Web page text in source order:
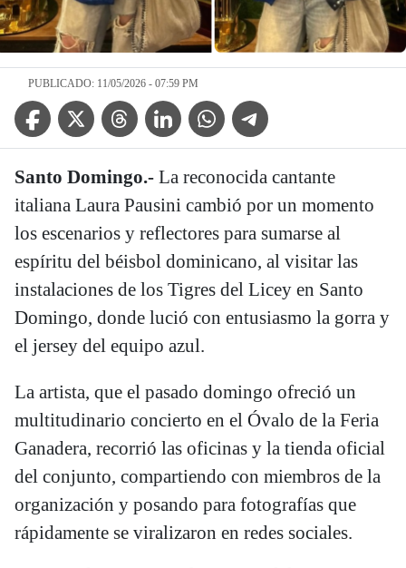
PUBLICADO: 11/05/2026 - 07:59 PM
Facebook IconTwitter IconThreads IconLinkedin IconWhatsApp IconTelegram Icon
Santo Domingo.- La reconocida cantante
italiana Laura Pausini cambió por un momento
los escenarios y reflectores para sumarse al
espíritu del béisbol dominicano, al visitar las
instalaciones de los Tigres del Licey en Santo
Domingo, donde lució con entusiasmo la gorra y
el jersey del equipo azul.
La artista, que el pasado domingo ofreció un
multitudinario concierto en el Óvalo de la Feria
Ganadera, recorrió las oficinas y la tienda oficial
del conjunto, compartiendo con miembros de la
organización y posando para fotografías que
rápidamente se viralizaron en redes sociales.